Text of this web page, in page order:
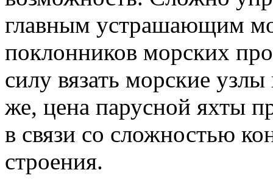
главным устрашающим
поклонников морских
силу вязать морские
же, цена парусной яхты
в связи со сложностью
строения.